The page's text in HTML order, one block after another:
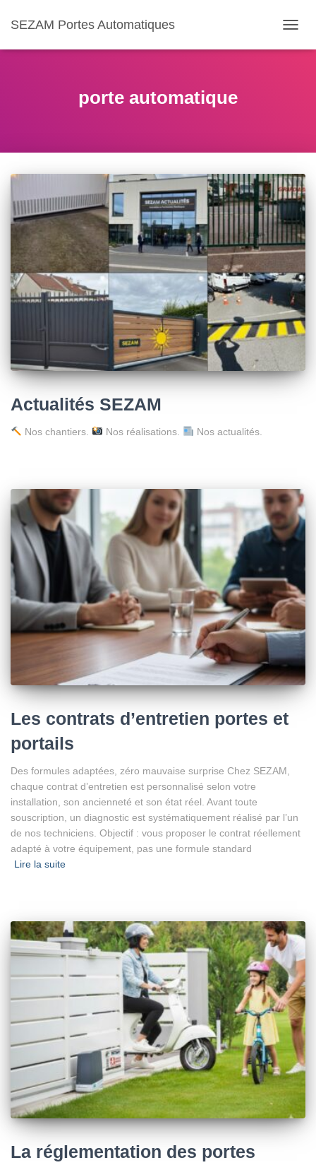
SEZAM Portes Automatiques
LA
porte automatique
Actualités SEZAM
Nos chantiers. Nos réalisations. Nos actualités.
Les contrats d’entretien portes et
portails
Des formules adaptées, zéro mauvaise surprise Chez SEZAM,
chaque contrat d’entretien est personnalisé selon votre
installation, son ancienneté et son état réel. Avant toute
souscription, un diagnostic est systématiquement réalisé par l’un
de nos techniciens. Objectif : vous proposer le contrat réellement
adapté à votre équipement, pas une formule standard
Lire la suite
La réglementation des portes